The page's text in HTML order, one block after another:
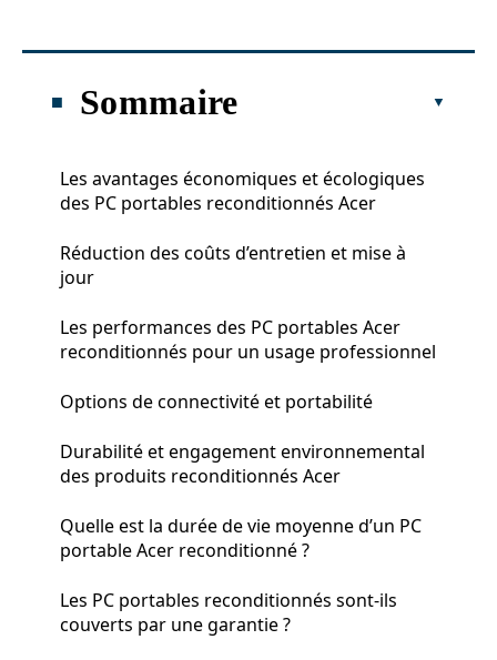
Sommaire
Les avantages économiques et écologiques
des PC portables reconditionnés Acer
Réduction des coûts d’entretien et mise à
jour
Les performances des PC portables Acer
reconditionnés pour un usage professionnel
Options de connectivité et portabilité
Durabilité et engagement environnemental
des produits reconditionnés Acer
Quelle est la durée de vie moyenne d’un PC
portable Acer reconditionné ?
Les PC portables reconditionnés sont-ils
couverts par une garantie ?